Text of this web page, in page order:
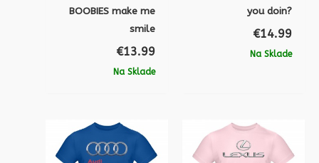
BOOBIES make me
smile
€13.99
Na Sklade
you doin?
€14.99
Na Sklade